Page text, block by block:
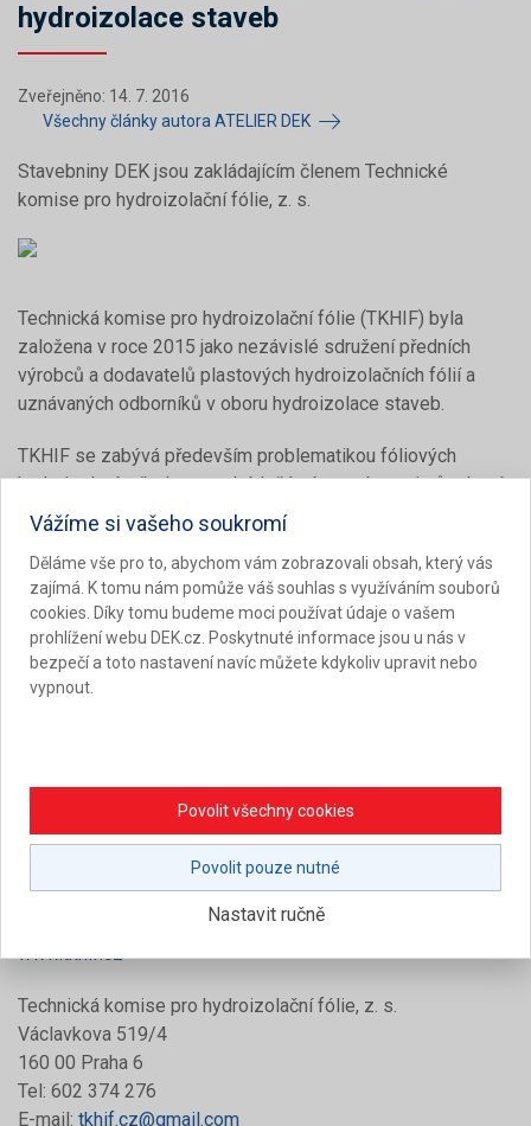
hydroizolace staveb
Zveřejněno: 14. 7. 2016
Všechny články autora ATELIER DEK
Stavebniny DEK jsou zakládajícím členem Technické
komise pro hydroizolační fólie, z. s.
Technická komise pro hydroizolační fólie (TKHIF) byla
založena v roce 2015 jako nezávislé sdružení předních
výrobců a dodavatelů plastových hydroizolačních fólií a
uznávaných odborníků v oboru hydroizolace staveb.
TKHIF se zabývá především problematikou fóliových
hydroizolací střech a spodních částí staveb proti působení
vody, kapalin a radonu. TKHIF má odborný zájem o šíření a
fóliových hydroizolací.
Jako respektovaná autorita v oboru fóliových hydroizolací
nabízí TKHIF všem zájemcům odbornou podporu a pomoc v
oblasti:
poskytování poradenských a konzultačních služeb
zpracování odborných posudků hydroizolací
stavebních děl
pořádání odborných diskuzí, konferencí a seminářů
Bližší informace o činnosti TKHIF naleznete na stránkách
www.tkhif.cz
Technická komise pro hydroizolační fólie, z. s.
Václavkova 519/4
160 00 Praha 6
Tel: 602 374 276
E-mail: tkhif.cz@gmail.com
Vážíme si vašeho soukromí
Děláme vše pro to, abychom vám zobrazovali obsah, který vás
zajímá. K tomu nám pomůže váš souhlas s využíváním souborů
cookies. Díky tomu budeme moci používat údaje o vašem
prohlížení webu DEK.cz. Poskytnuté informace jsou u nás v
bezpečí a toto nastavení navíc můžete kdykoliv upravit nebo
vypnout.
Povolit všechny cookies
Povolit pouze nutné
Nastavit ručně